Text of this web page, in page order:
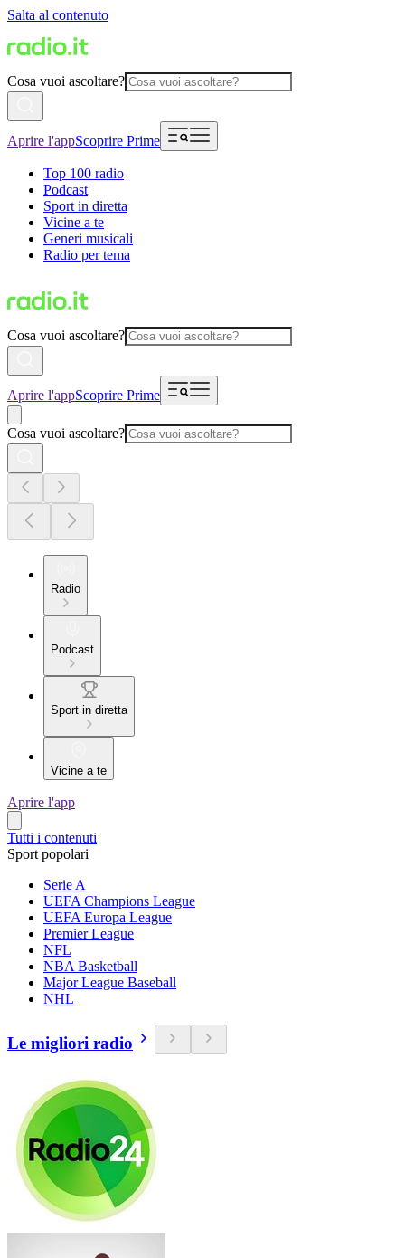
Salta al contenuto
Cosa vuoi ascoltare?
Aprire l'appScoprire Prime
Top 100 radio
Podcast
Sport in diretta
Vicine a te
Generi musicali
Radio per tema
Cosa vuoi ascoltare?
Aprire l'appScoprire Prime
Cosa vuoi ascoltare?
Radio
Podcast
Sport in diretta
Vicine a te
Aprire l'app
Tutti i contenuti
Sport popolari
Serie A
UEFA Champions League
UEFA Europa League
Premier League
NFL
NBA Basketball
Major League Baseball
NHL
Le migliori radio